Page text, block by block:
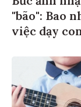
"bão": Bao
việc dạy